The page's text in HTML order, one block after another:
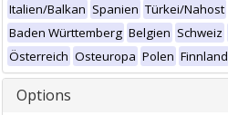
Italien/Balkan Spanien Türkei/Nahost
Baden Württemberg Belgien Schweiz
Österreich Osteuropa Polen Finnland
Options